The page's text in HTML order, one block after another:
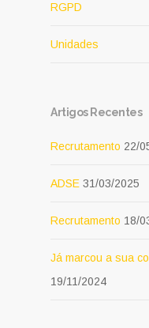
RGPD
Unidades
Artigos Recentes
Recrutamento 22/
ADSE 31/03/2025
Recrutamento 18/
Já marcou a sua
19/11/2024